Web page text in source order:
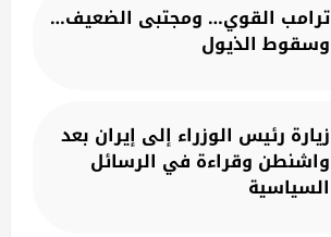
ترامب القوي… ومجتبى الضعيف…
وسقوط الذيول
زيارة رئيس الوزراء إلى إيران بعد
واشنطن وقراءة في الرسائل
السياسية